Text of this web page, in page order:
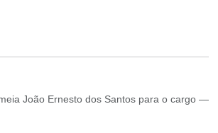
João Ernesto dos Santos para o cargo —